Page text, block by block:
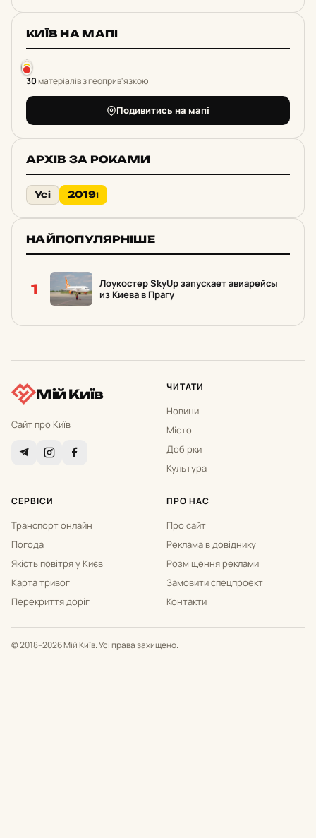
КИЇВ НА МАПІ
30матеріалів з геоприв'язкою
Подивитись на мапі
АРХІВ ЗА РОКАМИ
Усі 20191
НАЙПОПУЛЯРНІШЕ
1
Лоукостер SkyUp запускает авиарейсы
из Киева в Прагу
Мій Київ
Сайт про Київ
ЧИТАТИ
Новини
Місто
Добірки
Культура
СЕРВІСИ
Транспорт онлайн
Погода
Якість повітря у Києві
Карта тривог
Перекриття доріг
ПРО НАС
Про сайт
Реклама в довіднику
Розміщення реклами
Замовити спецпроект
Контакти
© 2018–2026 Мій Київ. Усі права захищено.